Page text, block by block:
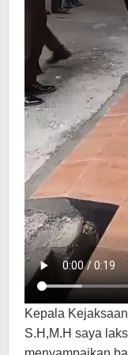
Kepala
S.H,M.H saya